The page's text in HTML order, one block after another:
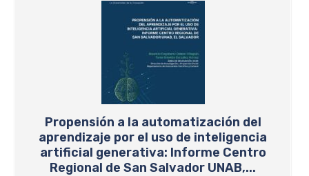
Propensión a la automatización del
aprendizaje por el uso de inteligencia
artificial generativa: Informe Centro
Regional de San Salvador UNAB,...